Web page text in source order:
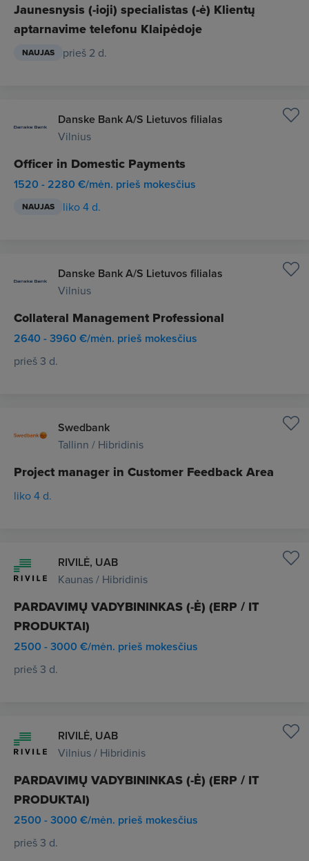
Jaunesnysis (-ioji) specialistas (-ė) Klientų
aptarnavime telefonu Klaipėdoje
NAUJAS prieš 2 d.
Danske Bank A/S Lietuvos filialas
Vilnius
Officer in Domestic Payments
1520 - 2280 €/mėn. prieš mokesčius
NAUJAS liko 4 d.
Danske Bank A/S Lietuvos filialas
Vilnius
Collateral Management Professional
2640 - 3960 €/mėn. prieš mokesčius
prieš 3 d.
Swedbank
Tallinn / Hibridinis
Project manager in Customer Feedback Area
liko 4 d.
RIVILĖ, UAB
Kaunas / Hibridinis
PARDAVIMŲ VADYBININKAS (-Ė) (ERP / IT
PRODUKTAI)
2500 - 3000 €/mėn. prieš mokesčius
prieš 3 d.
RIVILĖ, UAB
Vilnius / Hibridinis
PARDAVIMŲ VADYBININKAS (-Ė) (ERP / IT
PRODUKTAI)
2500 - 3000 €/mėn. prieš mokesčius
prieš 3 d.